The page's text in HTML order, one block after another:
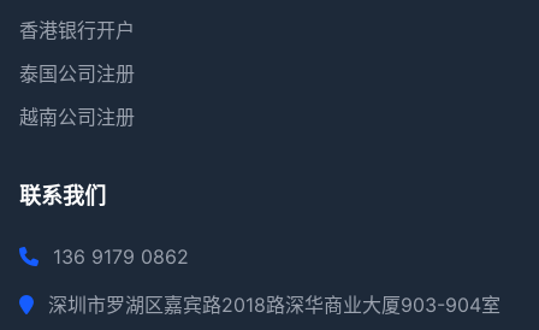
香港银行开户
泰国公司注册
越南公司注册
联系我们
136 9179 0862
深圳市罗湖区嘉宾路2018路深华商业大厦903-904室